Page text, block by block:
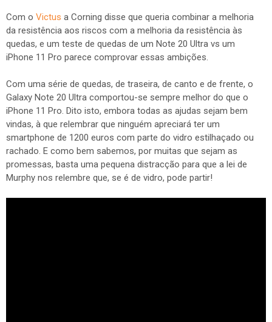
Com o Victus a Corning disse que queria combinar a melhoria
da resistência aos riscos com a melhoria da resistência às
quedas, e um teste de quedas de um Note 20 Ultra vs um
iPhone 11 Pro parece comprovar essas ambições.
Com uma série de quedas, de traseira, de canto e de frente, o
Galaxy Note 20 Ultra comportou-se sempre melhor do que o
iPhone 11 Pro. Dito isto, embora todas as ajudas sejam bem
vindas, à que relembrar que ninguém apreciará ter um
smartphone de 1200 euros com parte do vidro estilhaçado ou
rachado. E como bem sabemos, por muitas que sejam as
promessas, basta uma pequena distracção para que a lei de
Murphy nos relembre que, se é de vidro, pode partir!